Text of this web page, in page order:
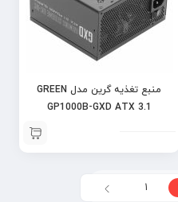
منبع تغذیه گرین مدل GREEN
GP1000B-GXD ATX 3.1
1